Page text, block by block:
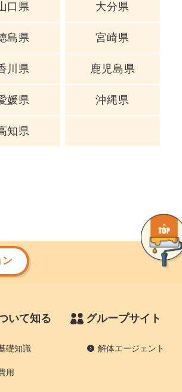
口県
島県
川県
媛県
知県
大分県
宮崎県
鹿児島県
沖縄県
ン
いて知る
礎知識
用
グループサイト
解体エージェント